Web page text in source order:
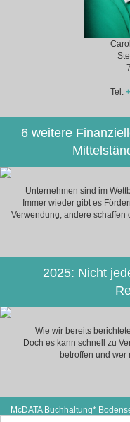
Tel:
6 weitere
Unternehmen sind im
Immer wieder gibt es
Verwendung, andere
2025: Nicht
Wie wir bereits
Doch es kann schnell zu
betroffen und
McDATA Buchhaltung*